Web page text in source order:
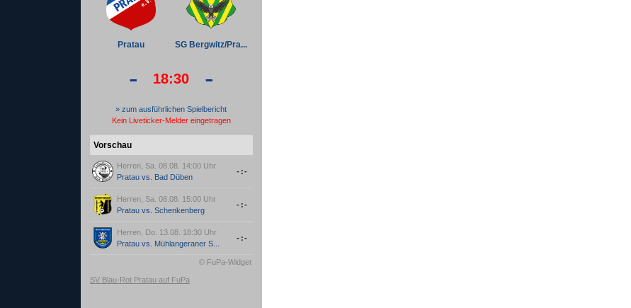
Pratau SG Bergwitz/Pra...
- 18:30 -
» zum ausführlichen Spielbericht
Kein Liveticker-Melder eingetragen
Vorschau
Herren, Sa. 08.08. 14:00 Uhr
Pratauvs. Bad Düben
-:-
Herren, Sa. 08.08. 15:00 Uhr
Pratauvs. Schenkenberg
-:-
Herren, Do. 13.08. 18:30 Uhr
Pratauvs. Mühlangeraner S...
-:-
© FuPa-Widget
SV Blau-Rot Pratau auf FuPa